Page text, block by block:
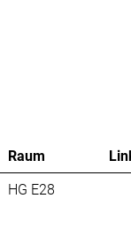
Raum
HG E28